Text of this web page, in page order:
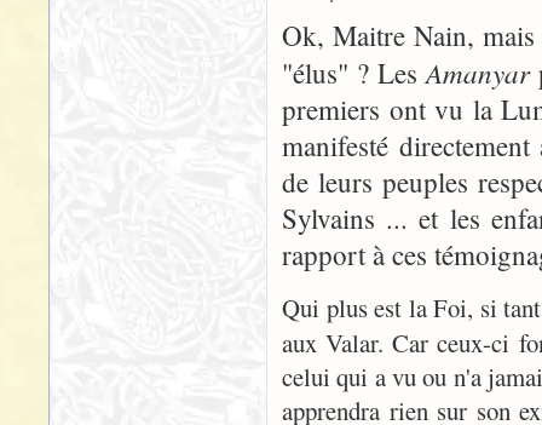
Ok, Maitre Nain,
"élus" ? LesAmanyar
premiers ont vu la
manifesté
de leurs peuples
Sylvains ... et les
rapport à ces
Qui plus est la Foi, si
aux Valar. Car ceux-ci
celui qui a vu ou n'a
apprendra rien sur son